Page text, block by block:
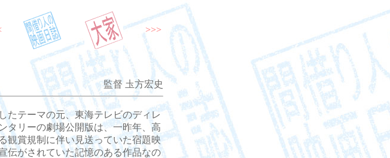
>>>
監督 圡方宏史
テーマの元、東海テレビのディレ
タリーの劇場公開版は、一昨年、高
観賞規制に伴い見送っていた宿題映
伝がされていた記憶のある作品なの